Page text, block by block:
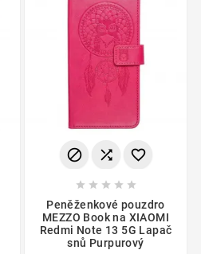
  
    
Peněženkové pouzdro
MEZZO Book na XIAOMI
Redmi Note 13 5G Lapač
snů Purpurový